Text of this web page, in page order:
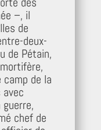
–, il
de
deux-
de Pétain,
de la
guerre,
chef de